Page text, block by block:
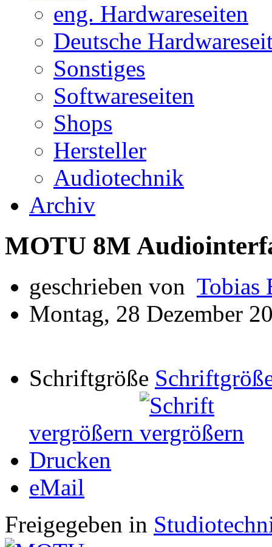
eng. Hardwareseiten
Deutsche
Sonstiges
Softwareseiten
Shops
Hersteller
Audiotechnik
Archiv
MOTU 8M
geschrieben von Tobias
Montag, 28 Dezember
Schriftgröße
vergrößern
Drucken
eMail
Freigegeben in